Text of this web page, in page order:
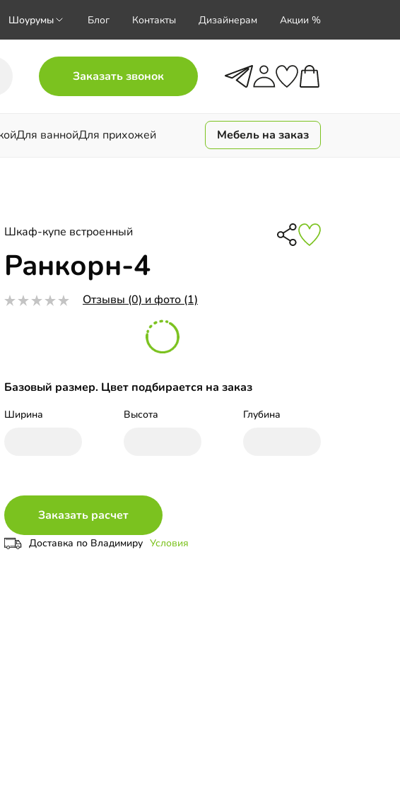
Шоурумы Блог Контакты Дизайнерам Акции %
Заказать звонок
Для ваннойДля прихожей Мебель на заказ
Шкаф-купе встроенный
Ранкорн-4
Отзывы (0) и фото (1)
Базовый размер. Цвет подбирается на заказ
Ширина Высота Глубина
Заказать расчет
Доставка по Владимиру Условия